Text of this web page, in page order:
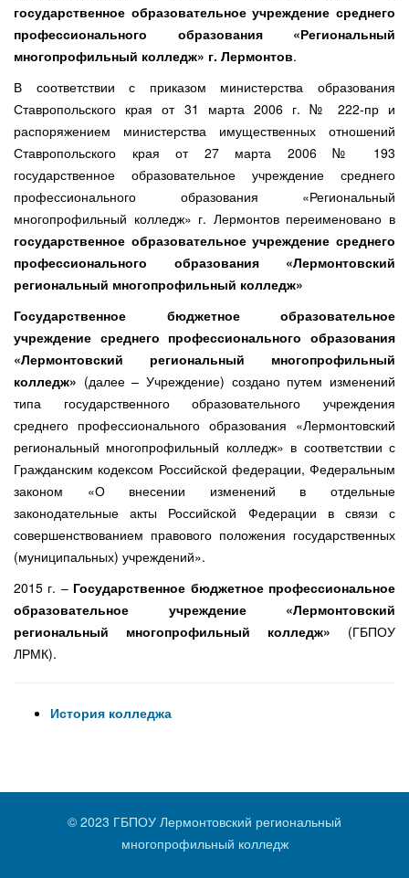
государственное образовательное учреждение среднего
профессионального образования «Региональный
многопрофильный колледж» г. Лермонтов.
В соответствии с приказом министерства образования
Ставропольского края от 31 марта 2006 г. № 222-пр и
распоряжением министерства имущественных отношений
Ставропольского края от 27 марта 2006 № 193
государственное образовательное учреждение среднего
профессионального образования «Региональный
многопрофильный колледж» г. Лермонтов переименовано в
государственное образовательное учреждение среднего
профессионального образования «Лермонтовский
региональный многопрофильный колледж»
Государственное бюджетное образовательное
учреждение среднего профессионального образования
«Лермонтовский региональный многопрофильный
колледж» (далее – Учреждение) создано путем изменений
типа государственного образовательного учреждения
среднего профессионального образования «Лермонтовский
региональный многопрофильный колледж» в соответствии с
Гражданским кодексом Российской федерации, Федеральным
законом «О внесении изменений в отдельные
законодательные акты Российской Федерации в связи с
совершенствованием правового положения государственных
(муниципальных) учреждений».
2015 г. – Государственное бюджетное профессиональное
образовательное учреждение «Лермонтовский
региональный многопрофильный колледж» (ГБПОУ
ЛРМК).
История колледжа
© 2023 ГБПОУ Лермонтовский региональный
многопрофильный колледж